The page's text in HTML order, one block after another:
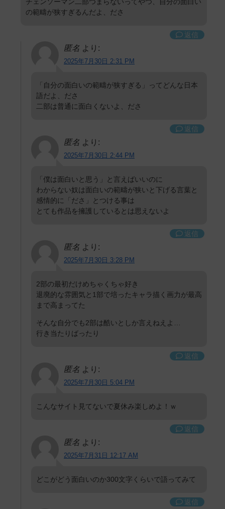
の範疇が狭すぎるんだよ、ださ
返信
匿名 より:
2025年7月30日 2:31 PM
「自分の面白いの範疇が狭すぎる」ってどんな日本
語だよ、ださ
二部は普通に面白くないよ、ださ
返信
匿名 より:
2025年7月30日 2:44 PM
「僕は面白いと思う」と言えばいいのに
わからない奴は面白いの範疇が狭いと下げる言葉と
感情的に「ださ」とつける事は
とても作品を擁護しているとは思えないよ
返信
匿名 より:
2025年7月30日 3:28 PM
2部の最初だけめちゃくちゃ好き
退廃的な雰囲気と1部で培ったキャラ描く画力が最高
まで高まってた
そんな自分でも2部は酷いとしか言えねえよ…
行き当たりばったり
返信
匿名 より:
2025年7月30日 5:04 PM
こんなサイト見てないで夏休み楽しめよ！ｗ
返信
匿名 より:
2025年7月31日 12:17 AM
どこがどう面白いのか300文字くらいで語ってみて
返信